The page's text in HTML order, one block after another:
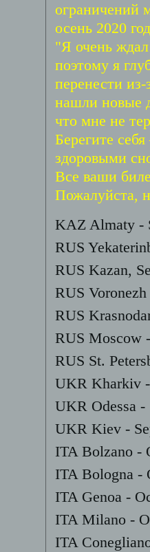
ограничений
осень 2020
"Я очень
поэтому я
перенести
нашли новые
что мне не
Берегите
здоровыми
Все ваши
Пожалуйста,
KAZ Almaty -
RUS
RUS Kazan,
RUS
RUS
RUS Moscow
RUS St.
UKR Kharkiv
UKR Odessa -
UKR Kiev -
ITA Bolzano -
ITA Bologna -
ITA Genoa -
ITA Milano -
ITA